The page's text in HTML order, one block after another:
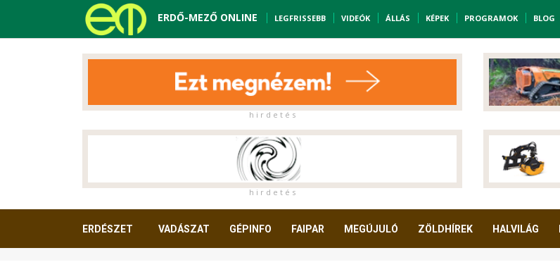
ERDŐ-MEZŐ ONLINE LEGFRISSEBB VIDEÓK ÁLLÁS KÉPEK PROGRAMOK BLOG
h i r d e t é s
h i r d e t é s
ERDÉSZET VADÁSZAT GÉPINFO FAIPAR MEGÚJULÓ ZÖLDHÍREK HALVILÁG